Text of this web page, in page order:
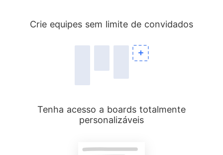
Crie equipes sem limite de convidados
Tenha acesso a boards totalmente
personalizáveis